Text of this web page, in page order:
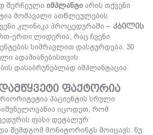
შერჩეული იმპლანტი არის თქვენი
მომავალი ათწლეულების
კლინიკა პროცედურაში – კბილის
ერთი ლიდერია, რაც ჩვენი
სიმრავლით დასტურდება. 30
ადამიანებისთვის
დასაბრუნებლად იმპლანტაცია
ფაქტორია
პაციენტის სრული
იცოდეთ, რომ
ფასი დეტალურ
შემდგომ მონიტორინგს მოიცავს. ნუ